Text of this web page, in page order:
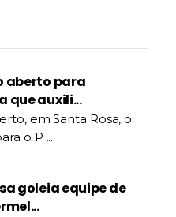
aberto para
que auxili...
em Santa Rosa, o
o P ...
goleia equipe de